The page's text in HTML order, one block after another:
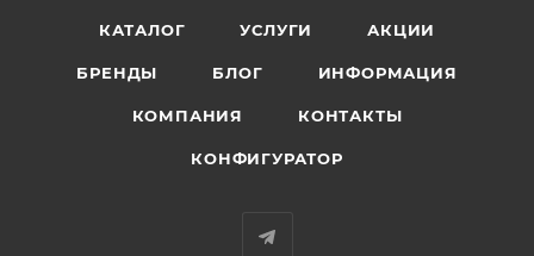
КАТАЛОГ УСЛУГИ АКЦИИ
БРЕНДЫ БЛОГ ИНФОРМАЦИЯ
КОМПАНИЯ КОНТАКТЫ
КОНФИГУРАТОР